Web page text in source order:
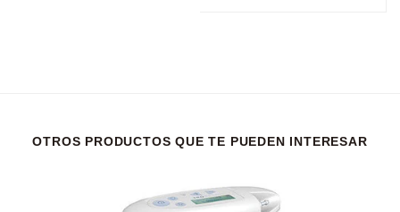
OTROS PRODUCTOS QUE TE PUEDEN INTERESAR